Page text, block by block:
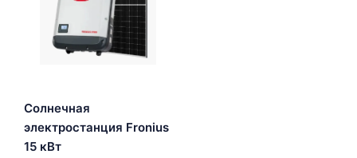
Солнечная
электростанция Fronius
15 кВт